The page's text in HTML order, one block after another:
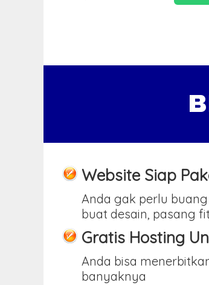
Website Siap
Anda gak perlu
buat desain, pasang
Gratis Hosting
Anda bisa
banyaknya